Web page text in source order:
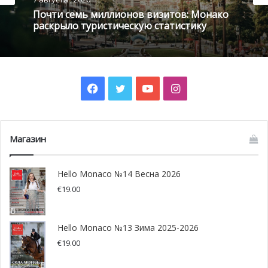
Почти семь миллионов визитов: Монако
раскрыло туристическую статистику
Facebook
TwitterYouTubeInstagram
Магазин
Hello Monaco №14 Весна 2026
€19.00
Hello Monaco №13 Зима 2025-2026
€19.00